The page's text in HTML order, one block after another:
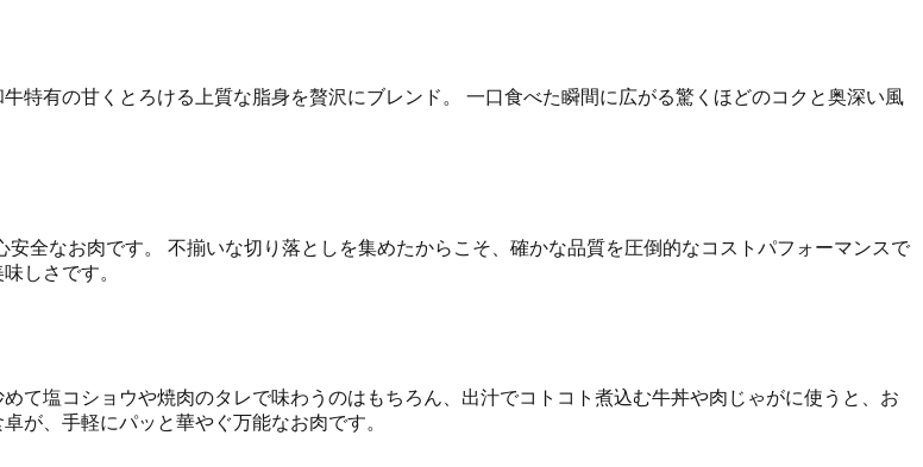
特有の甘くとろける上質な脂身を贅沢にブレンド。 一口食べた瞬間に広がる驚くほどのコクと奥深い風
全なお肉です。 不揃いな切り落としを集めたからこそ、確かな品質を圧倒的なコストパフォーマンスで
しさです。
て塩コショウや焼肉のタレで味わうのはもちろん、出汁でコトコト煮込む牛丼や肉じゃがに使うと、お
が、手軽にパッと華やぐ万能なお肉です。